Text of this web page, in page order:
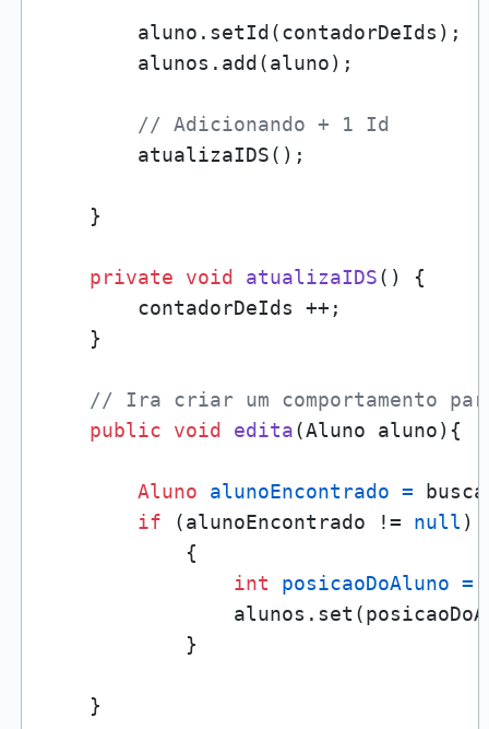
        aluno.setId(contadorDeIds);
        alunos.add(aluno);
// Adicionando + 1 Id
        atualizaIDS();
    }
private void atualizaIDS()
{
        contadorDeIds ++;
    }
// Ira criar um comportamento
public
void edita(Aluno aluno) {
Aluno alunoEncontrado =
if (alunoEncontrado != null)
            {
int
posicaoDoAluno =
            }
    }